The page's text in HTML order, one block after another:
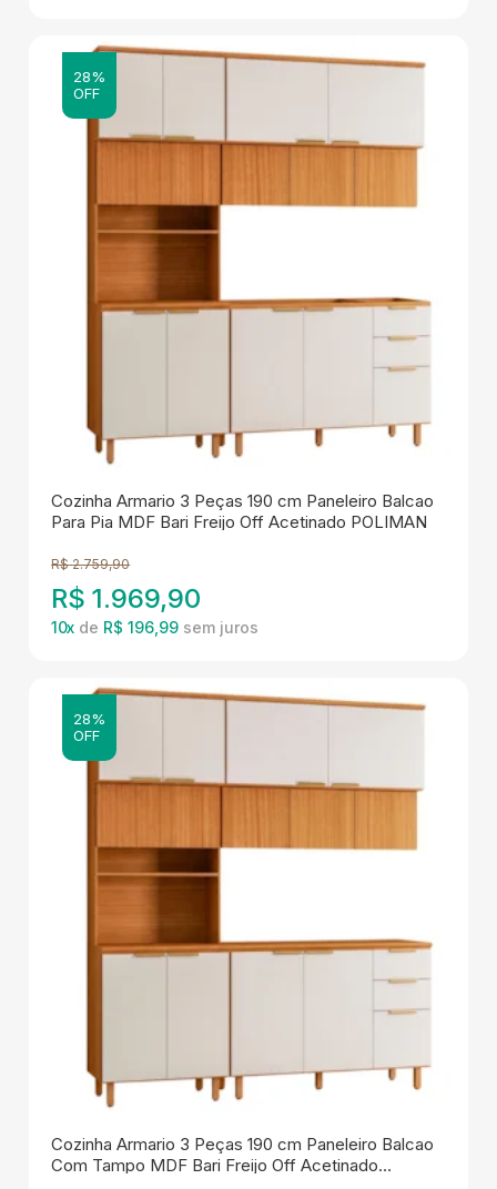
28%
OFF
Cozinha Armario 3 Peças 190 cm Paneleiro Balcao
Para Pia MDF Bari Freijo Off Acetinado POLIMAN
R$ 2.759,90
R$ 1.969,90
10x de R$ 196,99
28%
OFF
Cozinha Armario 3 Peças 190 cm Paneleiro Balcao
Com Tampo MDF Bari Freijo Off Acetinado